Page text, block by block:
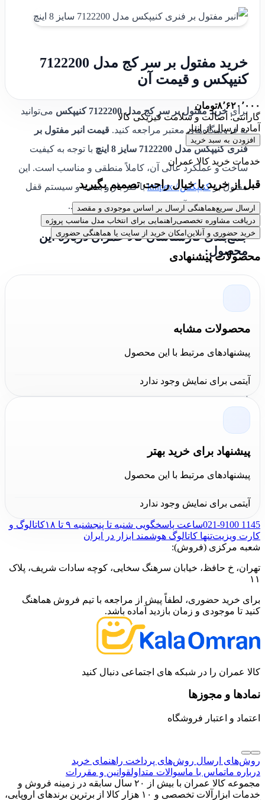
خرید مفتول بر سر کج مدل 7122200
کنیپکس و قیمت آن
برایخرید مفتول بر سر کج مدل 7122200 کنیپکس
می‌توانید
به فروشگاه‌های معتبر مراجعه کنید. قیمت انبر مفتول بر
فنری کنیپکس مدل 7122200 سایز 8 اینچ
با توجه به کیفیت
ساخت و عملکرد عالی آن، کاملاً منطقی و مناسب است. این
مفتول برکنیپکس / knipex
با فنر باز و بست و سیستم قفل
شونده، استفاده آسان و ایمنی را تضمین می‌کند.
جمع‌بندی کارشناسان کالا عمران درباره این
محصول:
طراحی نوآورانه آن به کاربر این امکان را می‌دهد که با صرف
انرژی کمتر، تا ۳۵ برابر نیروی دست خود را افزایش دهد.
ساختار میکرو لبه‌های برش از لغزش جلوگیری می‌کند و
دقت برش را بهبود می‌بخشد. به طور کلی، اینانبر مفتول بر
فنری کنیپکس مدل 7122200 سایز 8 اینچ
برای هر کاربری است که به دقت و کیفیت برش اهمیت
می‌دهد.
۸٬۶۲۰٬۰۰۰تومان
گارانتی: اصالت و سلامت فیزیکی کالا
آماده ارسال از انبار
افزودن به سبد خرید
خدمات خرید کالا عمران
قبل از خرید با خیال راحت تصمیم بگیرید
ارسال سریعهماهنگی ارسال بر اساس موجودی و مقصد
دریافت مشاوره تخصصیراهنمایی برای انتخاب مدل مناسب پروژه
خرید حضوری و آنلاین امکان خرید از سایت یا هماهنگی حضوری
محصولات پیشنهادی
محصولات مشابه
پیشنهادهای مرتبط با این محصول
آیتمی برای نمایش وجود ندارد
پیشنهاد برای خرید بهتر
پیشنهادهای مرتبط با این محصول
آیتمی برای نمایش وجود ندارد
021-9100 1145ساعت پاسخگویی شنبه تا پنجشنبه ۹ تا ۱۸
کاتالوگ و
کارت ویزیتتنها کاتالوگ هوشمند ابزار در ایران
شعبه مرکزی (فروش):
تهران، خ حافظ، خیابان سرهنگ سخایی، کوچه سادات شریف، پلاک
۱۱
برای خرید حضوری، لطفاً پیش از مراجعه با تیم فروش هماهنگ
کنید تا موجودی و زمان بازدید آماده باشد.
کالا عمران را در شبکه های اجتماعی دنبال کنید
نمادها و مجوزها
اعتماد و اعتبار فروشگاه
روش‌های ارسال روش‌های پرداخت راهنمای خرید
درباره ماتماس با ماسوالات متداولقوانین و مقررات
مجموعه کالا عمران با بیش از ۲۰ سال سابقه در زمینه فروش و
خدمات ابزارآلات تخصصی و ۱۰ هزار کالا از برترین برندهای اروپایی،